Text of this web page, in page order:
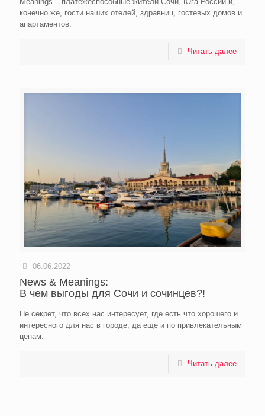
конечно же, гости наших отелей, здравниц, гостевых домов и
апартаментов.
Читать далее
06.06.2022
News & Meanings:
В чем выгоды для Сочи и сочинцев?!
Не секрет, что всех нас интересует, где есть что хорошего и
интересного для нас в городе, да еще и по привлекательным
ценам.
Читать далее